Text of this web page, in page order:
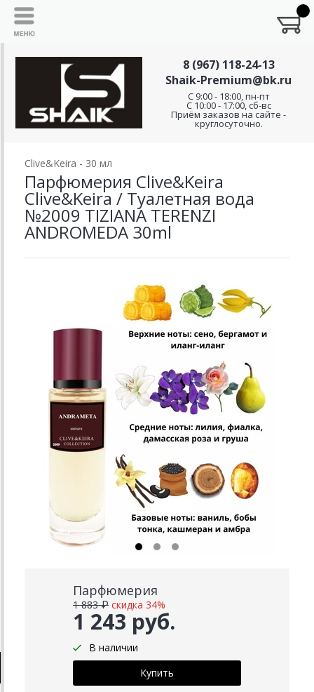
8 (967) 118-24-13
Shaik-Premium@bk.ru
C 9:00 - 18:00, пн-пт
С 10:00 - 17:00, сб-вс
Приём заказов на сайте -
круглосуточно.
Clive&Keira - 30 мл
Парфюмерия Clive&Keira
Clive&Keira / Туалетная вода
№2009 TIZIANA TERENZI
ANDROMEDA 30ml
Парфюмерия
1 243 руб.
1 883 ₽ скидка 34%
В наличии